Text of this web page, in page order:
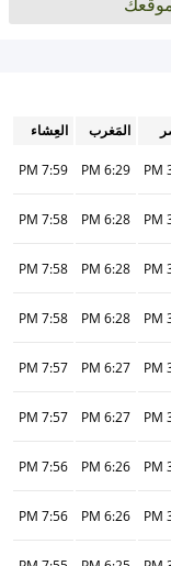
المَغرب
العِشاء
6:29 PM
7:59 PM
6:28 PM
7:58 PM
6:28 PM
7:58 PM
6:28 PM
7:58 PM
6:27 PM
7:57 PM
6:27 PM
7:57 PM
6:26 PM
7:56 PM
6:26 PM
7:56 PM